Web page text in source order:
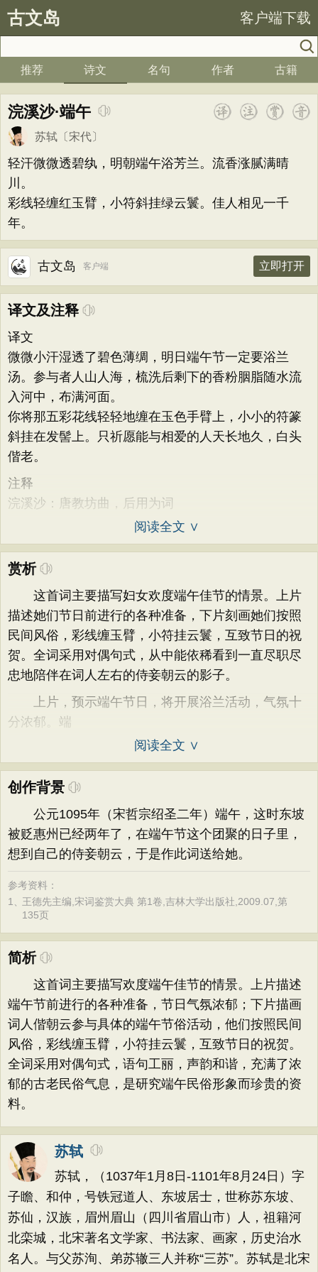
古文岛 客户端下载
推荐 诗文 名句 作者 古籍
浣溪沙·端午
苏轼 〔宋代〕
轻汗微微透碧纨，明朝端午浴芳兰。流香涨腻满晴
川。
彩线轻缠红玉臂，小符斜挂绿云鬟。佳人相见一千
年。
古文岛 客户端 立即打开
译文及注释
译文
微微小汗湿透了碧色薄绸，明日端午节一定要浴兰
汤。参与者人山人海，梳洗后剩下的香粉胭脂随水流
入河中，布满河面。
你将那五彩花线轻轻地缠在玉色手臂上，小小的符篆
斜挂在发髻上。只祈愿能与相爱的人天长地久，白头
偕老。
注释
浣溪沙：唐教坊曲，后用为词
阅读全文 ∨
赏析
这首词主要描写妇女欢度端午佳节的情景。上片
描述她们节日前进行的各种准备，下片刻画她们按照
民间风俗，彩线缠玉臂，小符挂云鬟，互致节日的祝
贺。全词采用对偶句式，从中能依稀看到一直尽职尽
忠地陪伴在词人左右的侍妾朝云的影子。
上片，预示端午节日，将开展浴兰活动，气氛十
分浓郁。端
阅读全文 ∨
创作背景
公元1095年（宋哲宗绍圣二年）端午，这时东坡
被贬惠州已经两年了，在端午节这个团聚的日子里，
想到自己的侍妾朝云，于是作此词送给她。
参考资料：
1、王德先主编,宋词鉴赏大典 第1卷,吉林大学出版社,2009.07,第
135页
简析
这首词主要描写欢度端午佳节的情景。上片描述
端午节前进行的各种准备，节日气氛浓郁；下片描画
词人偕朝云参与具体的端午节俗活动，他们按照民间
风俗，彩线缠玉臂，小符挂云鬟，互致节日的祝贺。
全词采用对偶句式，语句工丽，声韵和谐，充满了浓
郁的古老民俗气息，是研究端午民俗形象而珍贵的资
料。
苏轼
苏轼，（1037年1月8日-1101年8月24日）字
子瞻、和仲，号铁冠道人、东坡居士，世称苏东坡、
苏仙，汉族，眉州眉山（四川省眉山市）人，祖籍河
北栾城，北宋著名文学家、书法家、画家，历史治水
名人。与父苏洵、弟苏辙三人并称“三苏”。苏轼是北宋